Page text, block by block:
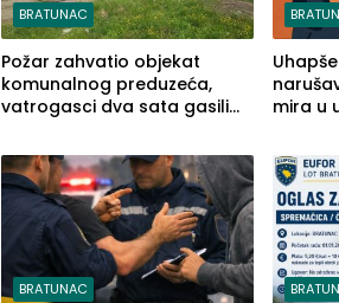
BRATUNAC
Požar zahvatio objekat
komunalnog preduzeća,
vatrogasci dva sata gasili
mira u
BRATUNAC